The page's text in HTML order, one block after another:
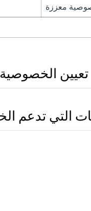
معززة
تعيين الخصوصية
التي تدعم